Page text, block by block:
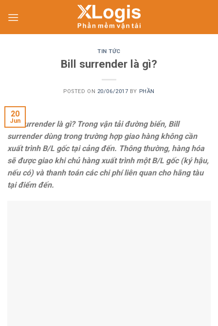
TIN TỨC
Bill surrender là gì?
POSTED ON 20/06/2017 BY PHẦN
20
Jun
Bill surrender là gì? Trong vận tải đường biển, Bill
surrender dùng trong trường hợp giao hàng không cần
xuất trình B/L gốc tại cảng đến. Thông thường, hàng hóa
sẽ được giao khi chủ hàng xuất trình một B/L gốc (ký hậu,
nếu có) và thanh toán các chi phí liên quan cho hãng tàu
tại điểm đến.